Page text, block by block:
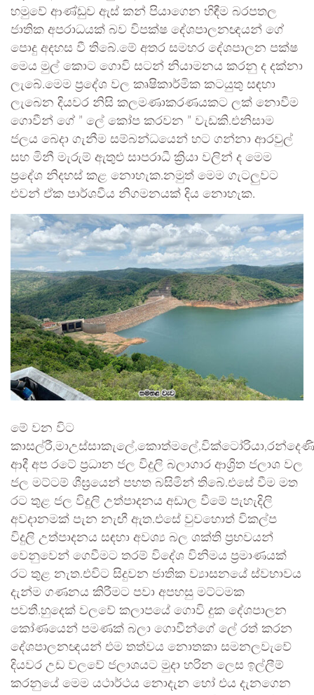
හමුවේ ආණ්ඩුව ඇස් කන් පියාගෙන හිඳීම බරපතල
ජාතික අපරාධයක් බව විපක්ෂ දේශපාලනඥයන් ගේ
පොදු අදහස වී තිබේ.මේ අතර සමහර දේශපාලන පක්ෂ
මෙය මුල් කොට ගොවි සටන් නියාමනය කරනු ද දක්නා
ලැබේ.මෙම ප්‍රදේශ වල කෘෂිකාර්මික කටයුතු සඳහා
ලැබෙන දියවර නිසි කලමණාකරණයකට ලක් නොවීම
ගොවීන් ගේ ” ලේ කෝප කරවන ” වැඩකි.එනිසාම
ජලය බෙදා ගැනීම සම්බන්ධයෙන් හට ගන්නා ආරවුල්
සහ මිනී මැරුම් ඇතුළු සාපරාධී ක්‍රියා වලින් ද මෙම
ප්‍රදේශ නිදහස් කළ නොහැක.නමුත් මෙම ගැටලුවට
එවන් ඒක පාර්ශවීය නිගමනයක් දිය නොහැක.
මේ වන විට
ආදී අප රටේ ප්‍රධාන ජල විදුලි බලාගාර ආශ්‍රිත ජලාශ වල
ජල මට්ටම් ශීඝ්‍රයෙන් පහත බසිමින් තිබේ.එසේ වීම මත
රට තුළ ජල විදුලි උත්පාදනය අඩාල වීමේ පැහැදිලි
අවදානමක් පැන නැඟී ඇත.එසේ වුවහොත් විකල්ප
විදුලි උත්පාදනය සඳහා අවශ්‍ය බල ශක්ති ප්‍රභවයන්
වෙනුවෙන් ගෙවීමට තරම් විදේශ විනිමය ප්‍රමාණයක්
රට තුළ නැත.එවිට සිදුවන ජාතික ව්‍යාසනයේ ස්වභාවය
දැන්ම ගණනය කිරීමට පවා අපහසු මට්ටමක
පවතී.හුදෙක් වලවේ කලාපයේ ගොවි දුක දේශපාලන
කෝණයෙන් පමණක් බලා ගොවීන්ගේ ලේ රත් කරන
දේශපාලනඥයන් එම තත්වය නොතකා සමනලවැවේ
දියවර උඩ වලවේ ජලාශයට මුදා හරින ලෙස ඉල්ලීම්
කරනුයේ මෙම යථාර්ථය නොදැන හෝ එය දැනගෙන